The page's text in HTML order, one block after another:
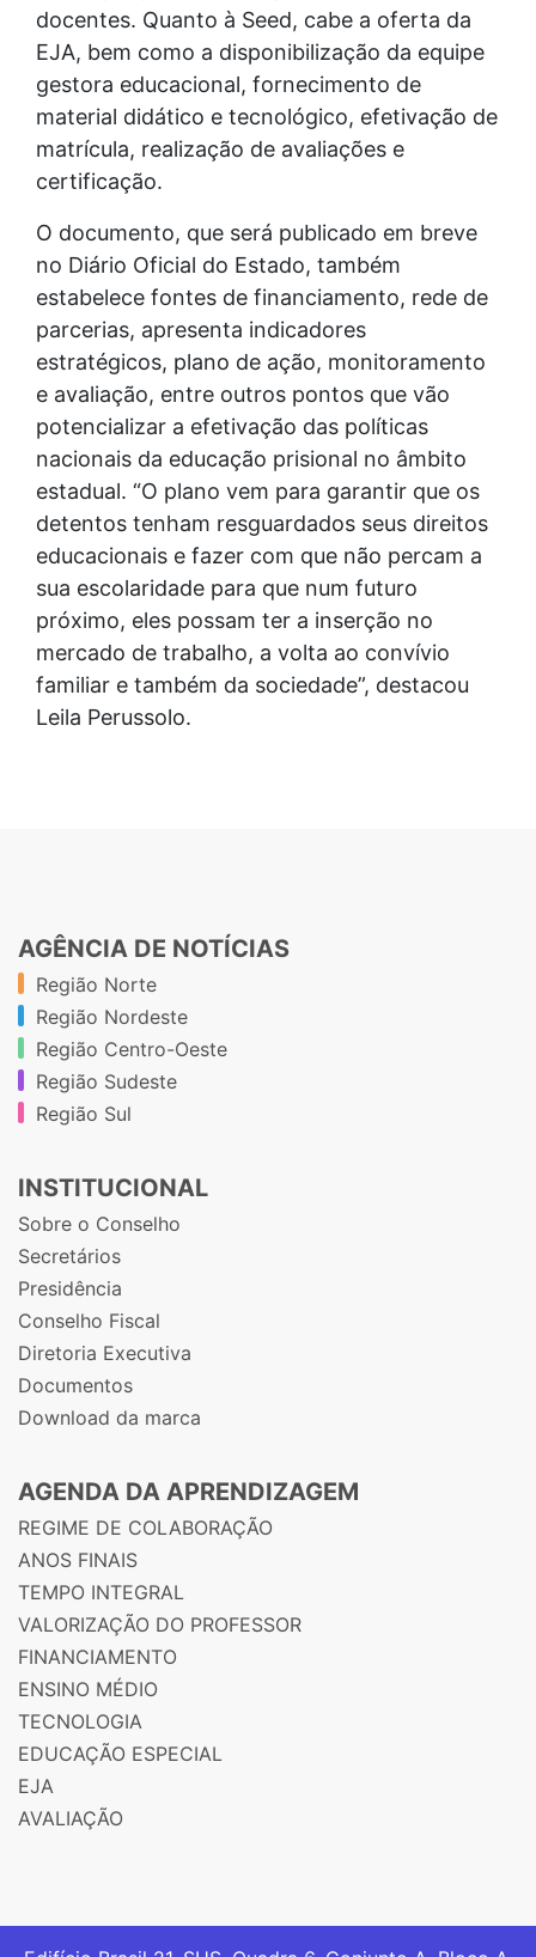
docentes. Quanto à Seed, cabe a oferta da
EJA, bem como a disponibilização da equipe
gestora educacional, fornecimento de
material didático e tecnológico, efetivação de
matrícula, realização de avaliações e
certificação.
O documento, que será publicado em breve
no Diário Oficial do Estado, também
estabelece fontes de financiamento, rede de
parcerias, apresenta indicadores
estratégicos, plano de ação, monitoramento
e avaliação, entre outros pontos que vão
potencializar a efetivação das políticas
nacionais da educação prisional no âmbito
estadual. “O plano vem para garantir que os
detentos tenham resguardados seus direitos
educacionais e fazer com que não percam a
sua escolaridade para que num futuro
próximo, eles possam ter a inserção no
mercado de trabalho, a volta ao convívio
familiar e também da sociedade”, destacou
Leila Perussolo.
AGÊNCIA DE NOTÍCIAS
Região Norte
Região Nordeste
Região Centro-Oeste
Região Sudeste
Região Sul
INSTITUCIONAL
Sobre o Conselho
Secretários
Presidência
Conselho Fiscal
Diretoria Executiva
Documentos
Download da marca
AGENDA DA APRENDIZAGEM
REGIME DE COLABORAÇÃO
ANOS FINAIS
TEMPO INTEGRAL
VALORIZAÇÃO DO PROFESSOR
FINANCIAMENTO
ENSINO MÉDIO
TECNOLOGIA
EDUCAÇÃO ESPECIAL
EJA
AVALIAÇÃO